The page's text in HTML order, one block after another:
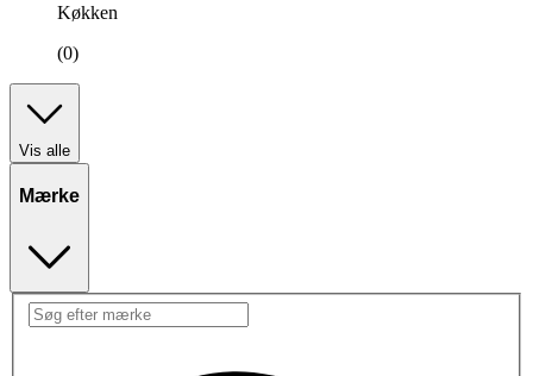
Køkken
(0)
Vis alle
Mærke